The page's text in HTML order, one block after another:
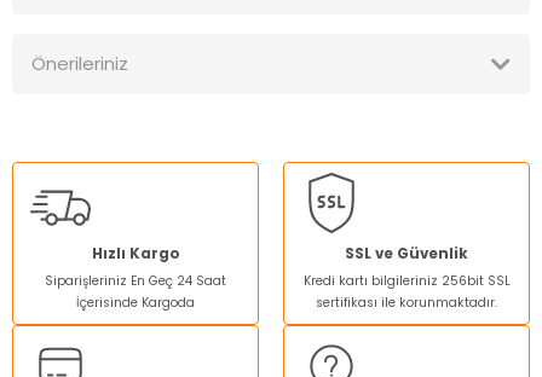
Önerileriniz
kullanarak tarafımıza iletebilirsiniz.
Görüş ve önerileriniz için teşekkür ederiz.
Ürün resmi kalitesiz, bozuk veya görüntülenemiyor.
Ürün açıklamasında eksik bilgiler bulunuyor.
Ürün bilgilerinde hatalar bulunuyor.
Ürün fiyatı diğer sitelerden daha pahalı.
Hızlı Kargo
Siparişleriniz En Geç 24 Saat
İçerisinde Kargoda
SSL ve Güvenlik
Kredi kartı bilgileriniz 256bit SSL
sertifikası ile korunmaktadır.